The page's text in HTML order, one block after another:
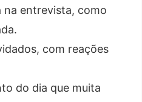
na entrevista, como
com reações
do dia que muita